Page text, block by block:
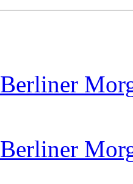
Berliner
Berliner